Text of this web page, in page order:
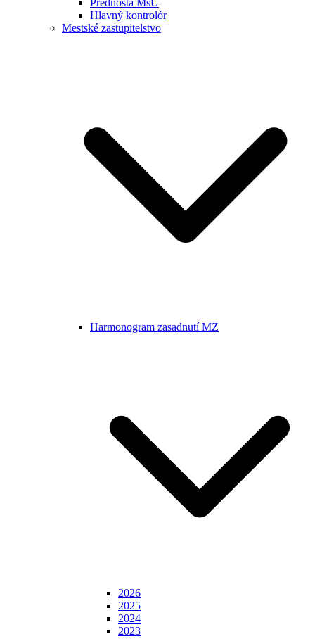
Prednosta MsÚ
Hlavný kontrolór
Mestské zastupitelstvo
Harmonogram zasadnutí MZ
2026
2025
2024
2023